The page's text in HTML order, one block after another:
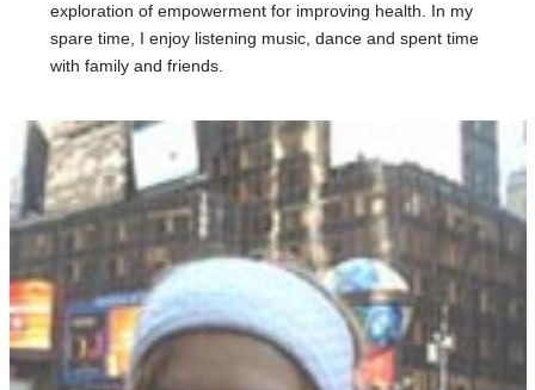
exploration of empowerment for improving health. In my
spare time, I enjoy listening music, dance and spent time
with family and friends.